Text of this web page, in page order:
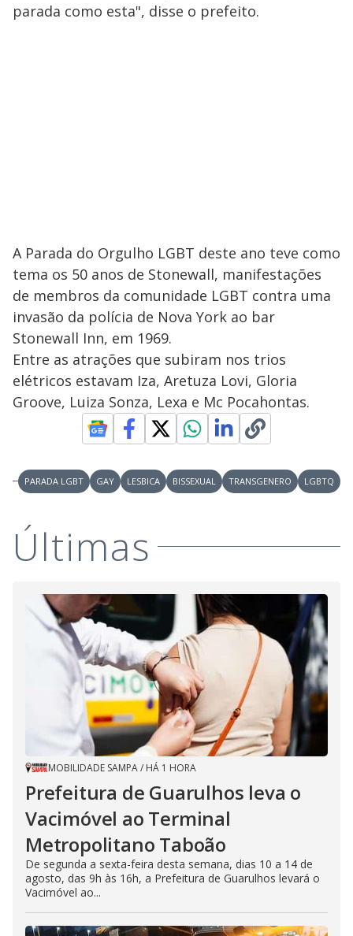
parada como esta", disse o prefeito.
A Parada do Orgulho LGBT deste ano teve como
tema os 50 anos de Stonewall, manifestações
de membros da comunidade LGBT contra uma
invasão da polícia de Nova York ao bar
Stonewall Inn, em 1969.
Entre as atrações que subiram nos trios
elétricos estavam Iza, Aretuza Lovi, Gloria
Groove, Luiza Sonza, Lexa e Mc Pocahontas.
PARADA LGBT GAY LESBICA BISSEXUAL TRANSGENERO LGBTQ
Últimas
MOBILIDADE SAMPA/ HÁ 1 HORA
Prefeitura de Guarulhos leva o
Vacimóvel ao Terminal
Metropolitano Taboão
De segunda a sexta-feira desta semana, dias 10 a 14 de
agosto, das 9h às 16h, a Prefeitura de Guarulhos levará o
Vacimóvel ao...